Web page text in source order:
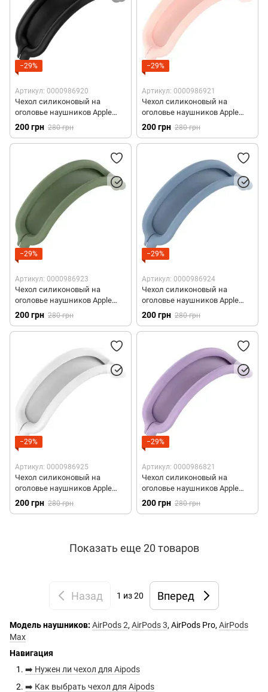
−29%
Артикул: 0000986920
Чехол силиконовый на
оголовье наушников Apple
AirPods Max - Черный
200 грн 280 грн
−29%
Артикул: 0000986921
Чехол силиконовый на
оголовье наушников Apple
AirPods Max - Розовый
200 грн 280 грн
−29%
Артикул: 0000986923
Чехол силиконовый на
оголовье наушников Apple
AirPods Max - Зеленый
200 грн 280 грн
−29%
Артикул: 0000986924
Чехол силиконовый на
оголовье наушников Apple
AirPods Max - Синий
200 грн 280 грн
−29%
Артикул: 0000986925
Чехол силиконовый на
оголовье наушников Apple
AirPods Max - Белый
200 грн 280 грн
−29%
Артикул: 0000986821
Чехол силиконовый на
оголовье наушников Apple
AirPods Max - Фиолетовый
200 грн 280 грн
Показать еще 20 товаров
Назад 1 из 20 Вперед
Модель наушников: AirPods 2,AirPods 3, AirPods Pro,AirPods
Max
Навигация
➡️ Нужен ли чехол для Aipods
➡️ Как выбрать чехол для Aipods